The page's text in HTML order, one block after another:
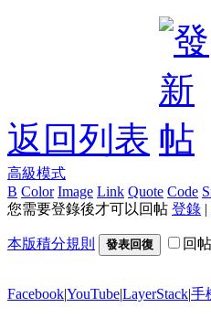
返回列表
高級模式
B Color Image Link Quote Code
您需要登錄後才可以回帖 登錄 |
本版積分規則 發表回復 回
Facebook|YouTube|LayerStack|手